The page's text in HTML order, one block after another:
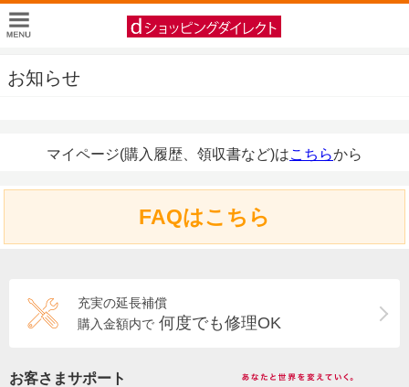
お知らせ
マイページ(購入履歴、領収書など)はこちらから
FAQはこちら
充実の延長補償
購入金額内で 何度でも修理OK
お客さまサポート